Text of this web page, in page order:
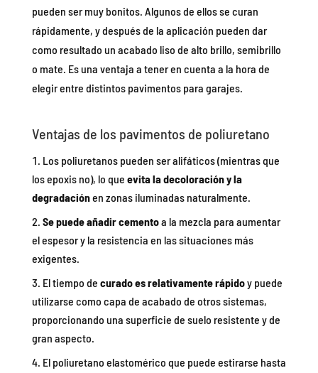
pueden ser muy bonitos. Algunos de ellos se curan
rápidamente, y después de la aplicación pueden dar
como resultado un acabado liso de alto brillo, semibrillo
o mate. Es una ventaja a tener en cuenta a la hora de
elegir entre distintos pavimentos para garajes.
Ventajas de los pavimentos de poliuretano
Los poliuretanos pueden ser alifáticos (mientras que
los epoxis no), lo que evita la decoloración y la
degradaciónen zonas iluminadas naturalmente.
Se puede añadir cementoa la mezcla para aumentar
el espesor y la resistencia en las situaciones más
exigentes.
El tiempo de curado es relativamente rápidoy puede
utilizarse como capa de acabado de otros sistemas,
proporcionando una superficie de suelo resistente y de
gran aspecto.
El poliuretano elastomérico que puede estirarse hasta